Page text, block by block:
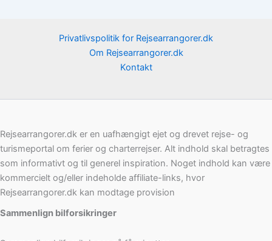
Privatlivspolitik for Rejsearrangorer.dk
Om Rejsearrangorer.dk
Kontakt
Rejsearrangorer.dk er en uafhængigt ejet og drevet rejse- og
turismeportal om ferier og charterrejser. Alt indhold skal betragtes
som informativt og til generel inspiration. Noget indhold kan være
kommercielt og/eller indeholde affiliate-links, hvor
Rejsearrangorer.dk kan modtage provision
Sammenlign bilforsikringer